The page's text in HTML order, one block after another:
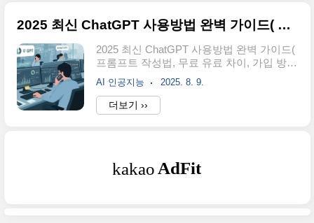
만의 영역이 아닙니다. 보고서 작성, 마케팅
까지 다양한 분야에서 생산성과 창의성을
동시에 끌어올립니다.핵심 요약작성 속도
향상 + 품질 일관성반복 업무 자동화로 시간
절약아이디어 확장과 시각화 지원대표 툴
ChatGPT – 자연스러운 글 작성Midjourney
2025 최신 ChatGPT 사용방법 완벽 가이드( 프롬프트 작성법, 무료 유료 차이, 가입 방법)
2025 최신 ChatGPT 사용방법 완벽 가이드(
프롬프트 작성법, 무료 유료 차이, 가입 방
법)가입 방법 · 프롬프트 작성법 · 활용 사례
· 꿀팁까지—가독성 좋게 정리한 실전 가이
드1. ChatGPT란?ChatGPT는 OpenAI가 만
든 대화형 AI로, 자연어로 질문하면 다양한
요 기능문서 작성 및 문장 다듬기번역·문법
AI 인공지능 2025. 8. 9.
더보기 ››